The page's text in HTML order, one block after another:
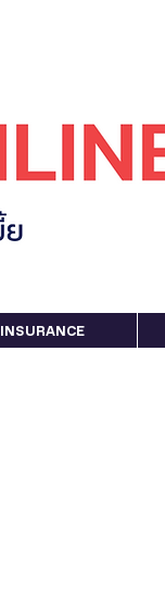
INSURANCE